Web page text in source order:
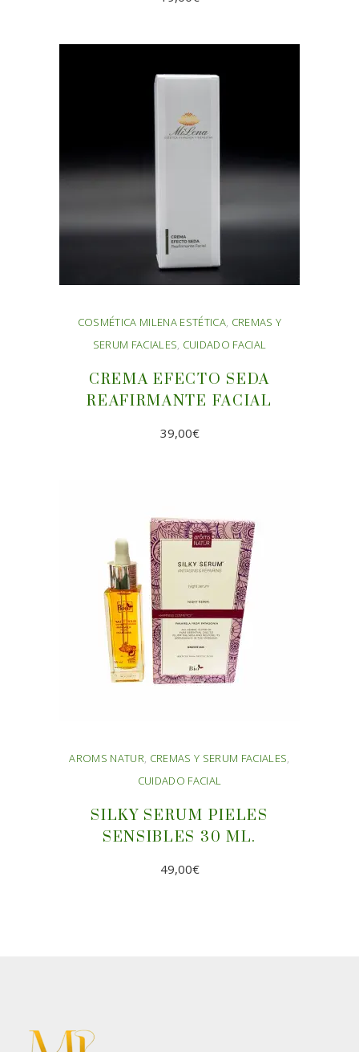
COSMÉTICA MILENA ESTÉTICA, CREMAS Y
SERUM FACIALES, CUIDADO FACIAL
CREMA EFECTO SEDA
REAFIRMANTE FACIAL
39,00€
AROMS NATUR, CREMAS Y SERUM FACIALES,
CUIDADO FACIAL
SILKY SERUM PIELES
SENSIBLES 30 ML.
49,00€